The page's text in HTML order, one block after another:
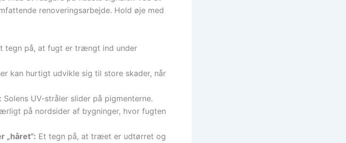
renoveringsarbejde. Hold øje med
tegn på, at fugt er trængt ind under
kan hurtigt udvikle sig til store skader, når
Solens UV-stråler slider på pigmenterne.
på nordsider af bygninger, hvor fugten
„håret”: Et tegn på, at træet er udtørret og